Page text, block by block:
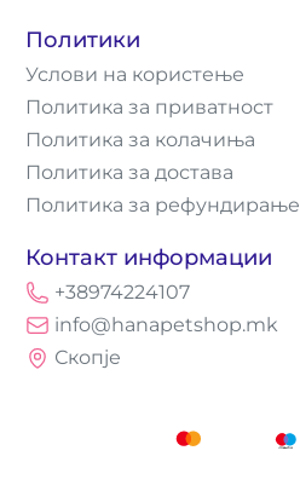
Политики
Услови на користење
Политика за приватност
Политика за колачиња
Политика за достава
Политика за рефундирање
Контакт информации
+38974224107
info@hanapetshop.mk
Скопје